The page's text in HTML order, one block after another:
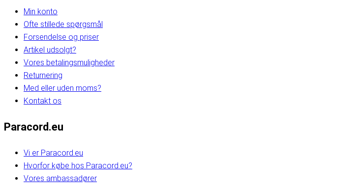
Min konto
Ofte stillede spørgsmål
Forsendelse og priser
Artikel udsolgt?
Vores betalingsmuligheder
Returnering
Med eller uden moms?
Kontakt os
Paracord.eu
Vi er Paracord.eu
Hvorfor købe hos Paracord.eu?
Vores ambassadører